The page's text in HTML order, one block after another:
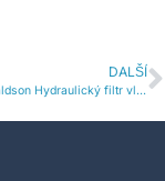
DALŠÍ
P762860 Donaldson Hydraulický filtr vložka